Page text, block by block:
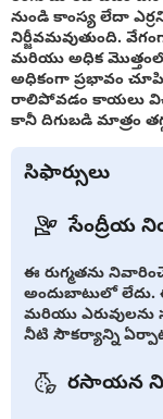
నుండి కాంస్య లేదా
నిర్జీవమవుతుంది.
మరియు అధిక మొత్తంలో
అధికంగా ప్రభావం
రాలిపోవడం కాయలు
కానీ దిగుబడి మాత్రం
సిఫార్సులు
సేంద్రీయ
ఈ రుగ్మతను
అందుబాటులో లేదు.
మరియు
నీటి సౌకర్యాన్ని
రసాయన